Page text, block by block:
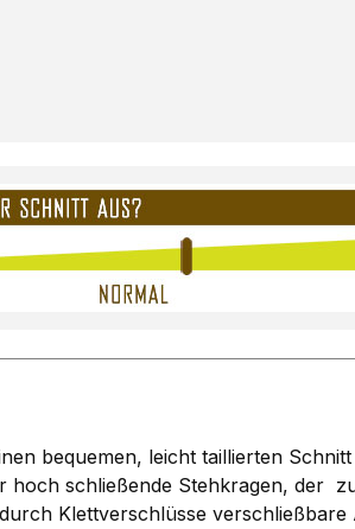
bequemen, leicht taillierten
schließende Stehkragen, der
Klettverschlüsse